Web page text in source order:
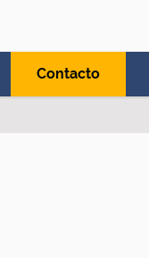
Contacto